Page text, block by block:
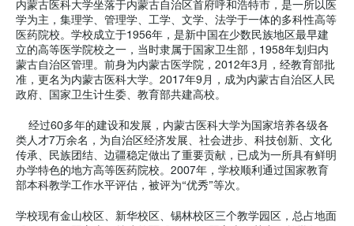
内蒙古医科大学坐落于内蒙古自治区首府呼和浩特市，是一所以医
学为主，集理学、管理学、工学、文学、法学于一体的多科性高等
医药院校。学校成立于1956年，是新中国在少数民族地区最早建
立的高等医学院校之一，当时隶属于国家卫生部，1958年划归内
蒙古自治区管理。前身为内蒙古医学院，2012年3月，经教育部批
准，更名为内蒙古医科大学。2017年9月，成为内蒙古自治区人民
政府、国家卫生计生委、教育部共建高校。
经过60多年的建设和发展，内蒙古医科大学为国家培养各级各
类人才7万余名，为自治区经济发展、社会进步、科技创新、文化
传承、民族团结、边疆稳定做出了重要贡献，已成为一所具有鲜明
办学特色的地方高等医药院校。2007年，学校顺利通过国家教育
部本科教学工作水平评估，被评为“优秀”等次。
学校现有金山校区、新华校区、锡林校区三个教学园区，总占地面